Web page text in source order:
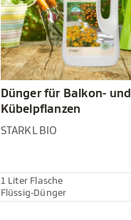
Dünger für Balkon- und
Kübelpflanzen
STARKL BIO
1 Liter Flasche
Flüssig-Dünger